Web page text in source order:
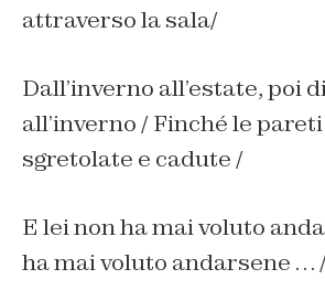
attraverso la sala/
Dall’inverno all’estate, poi
all’inverno / Finché le
sgretolate e cadute /
E lei non ha mai voluto
ha mai voluto andarsene …